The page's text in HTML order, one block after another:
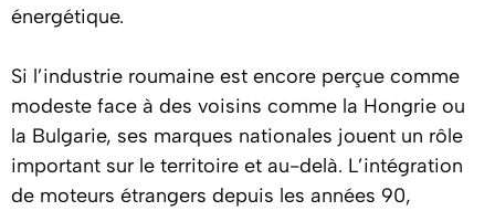
énergétique.
Si l’industrie roumaine est encore perçue comme
modeste face à des voisins comme la Hongrie ou
la Bulgarie, ses marques nationales jouent un rôle
important sur le territoire et au-delà. L’intégration
de moteurs étrangers depuis les années 90,